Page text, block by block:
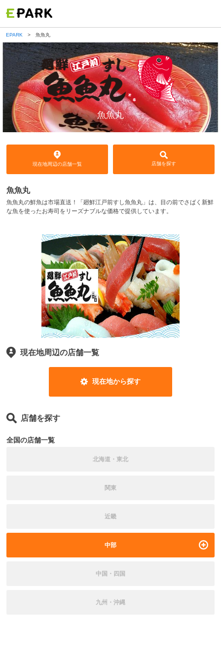
EPARK 魚魚丸
魚魚丸
現在地周辺の店舗一覧 店舗を探す
魚魚丸
魚魚丸の鮮魚は市場直送！「廻鮮江戸前すし魚魚丸」は、目の前でさばく新鮮
な魚を使ったお寿司をリーズナブルな価格で提供しています。
現在地周辺の店舗一覧
現在地から探す
店舗を探す
全国の店舗一覧
北海道・東北
関東
近畿
中部
中国・四国
九州・沖縄